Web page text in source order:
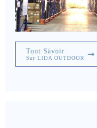
Tout Savoir
Sur LIDA OUTDOOR